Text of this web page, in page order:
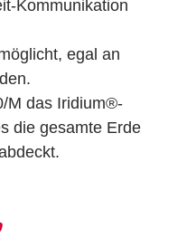
Kommunikation
egal an
M das Iridium®-
die gesamte Erde